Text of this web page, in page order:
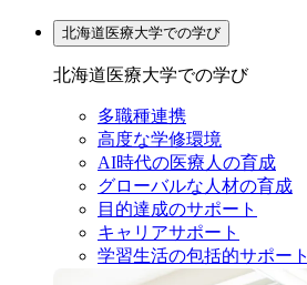
北海道医療大学での学び
北海道医療大学での学び
多職種連携
高度な学修環境
AI時代の医療人の育成
グローバルな人材の育成
目的達成のサポート
キャリアサポート
学習生活の包括的サポート